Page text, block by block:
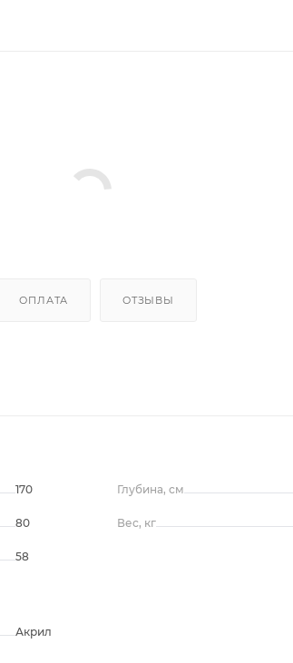
ОПЛАТА ОТЗЫВЫ
170
80
58
Глубина, см
Вес, кг
Акрил